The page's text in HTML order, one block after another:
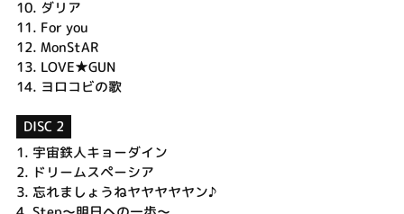
10. ダリア
11. For you
12. MonStAR
13. LOVE★GUN
14. ヨロコビの歌
DISC 2
1. 宇宙鉄人キョーダイン
2. ドリームスペーシア
3. 忘れましょうねヤヤヤヤヤン♪